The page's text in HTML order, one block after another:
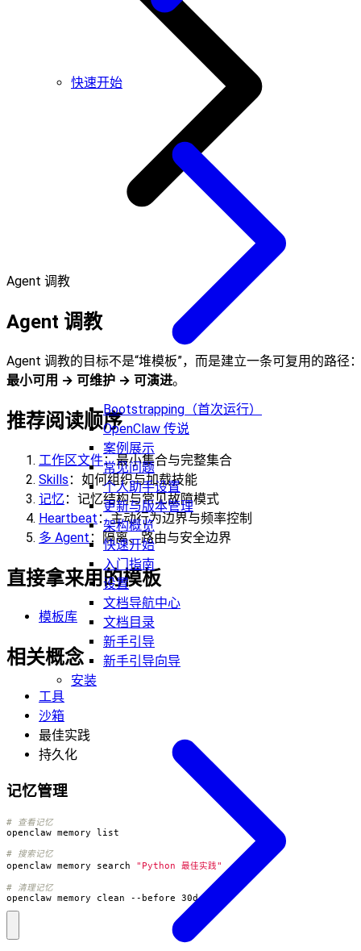
快速开始
Bootstrapping（首次运行）
OpenClaw 传说
案例展示
常见问题
个人助手设置
更新与版本管理
架构概览
快速开始
入门指南
设置
文档导航中心
文档目录
新手引导
新手引导向导
安装
Agent 调教
Agent 调教
Agent 调教的目标不是“堆模板”，而是建立一条可复用的路径
最小可用 → 可维护 → 可演进。
推荐阅读顺序
工作区文件：最小集合与完整集合
Skills ：如何组织与加载技能
记忆：记忆结构与常见故障模式
Heartbeat ：主动行为边界与频率控制
多 Agent ：隔离、路由与安全边界
直接拿来用的模板
模板库
相关概念
工具
沙箱
最佳实践
持久化
记忆管理
# 查看记忆
# 搜索记忆
openclaw memory search "Python 最佳实践"
# 清理记忆
openclaw memory clean --before 30d